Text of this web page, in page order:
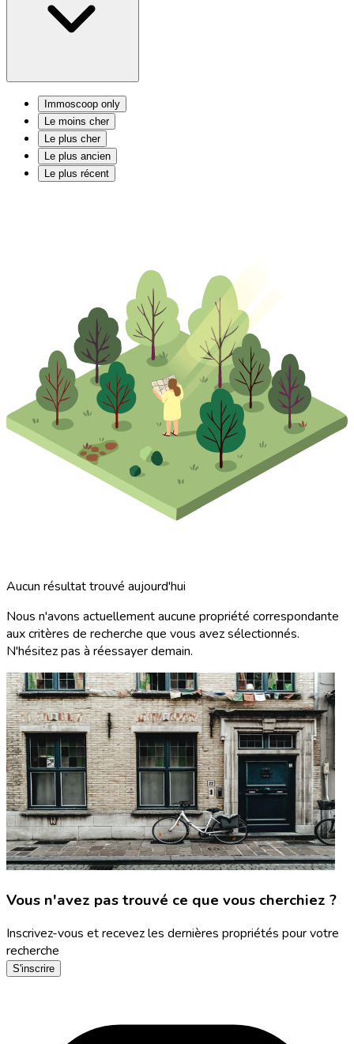
Immoscoop only
Le moins cher
Le plus cher
Le plus ancien
Le plus récent
Aucun résultat trouvé aujourd'hui
Nous n'avons actuellement aucune propriété correspondante
aux critères de recherche que vous avez sélectionnés.
N'hésitez pas à réessayer demain.
Vous n'avez pas trouvé ce que vous cherchiez ?
Inscrivez-vous et recevez les dernières propriétés pour votre
recherche
S'inscrire